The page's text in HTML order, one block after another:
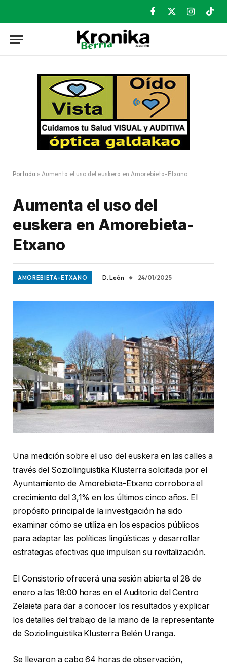
Facebook
X
Instagram
Portada » Aumenta el uso del euskera en Amorebieta-Etxano
Aumenta el uso del
euskera en Amorebieta-
Etxano
AMOREBIETA-ETXANO D. León 24/01/2025
Una medición sobre el uso del euskera en las calles a
través del Soziolinguistika Klusterra solciitada por el
Ayuntamiento de Amorebieta-Etxano corrobora el
crecimiento del 3,1% en los últimos cinco años. El
propósito principal de la investigación ha sido
examinar cómo se utiliza en los espacios públicos
para adaptar las políticas lingüísticas y desarrollar
estrategias efectivas que impulsen su revitalización.
El Consistorio ofrecerá una sesión abierta el 28 de
enero a las 18:00 horas en el Auditorio del Centro
Zelaieta para dar a conocer los resultados y explicar
los detalles del trabajo de la mano de la representante
de Soziolinguistika Klusterra Belén Uranga.
Se llevaron a cabo 64 horas de observación,